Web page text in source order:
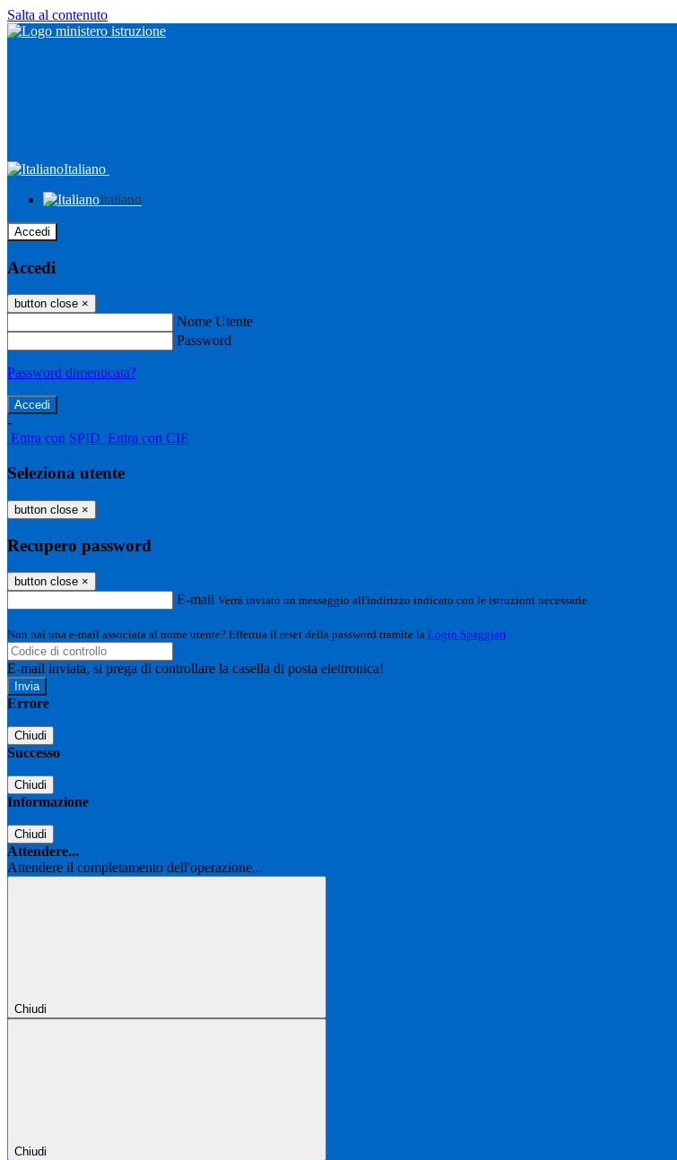
Salta al contenuto
Italiano
Italiano
Accedi
Accedi
button close ×
Nome Utente
Password
Password dimenticata?
-
Entra con SPID Entra con CIE
Seleziona utente
button close ×
Recupero password
button close ×
E-mail Verrà inviato un messaggio all'indirizzo indicato con le istruzioni necessarie.
Non hai una e-mail associata al nome utente? Effettua il reset della password tramite la Login Spaggiari
E-mail inviata, si prega di controllare la casella di posta elettronica!
Errore
Chiudi
Successo
Chiudi
Informazione
Chiudi
Attendere...
Attendere il completamento dell'operazione...
Chiudi
Chiudi